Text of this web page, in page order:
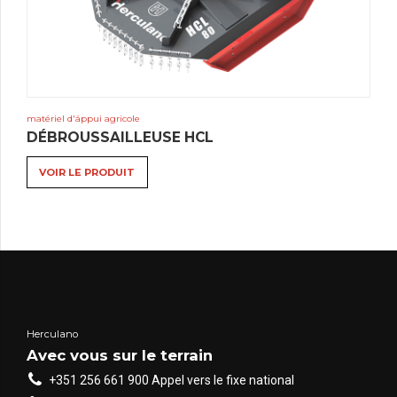
matériel d'áppui agricole
DÉBROUSSAILLEUSE HCL
VOIR LE PRODUIT
Herculano
Avec vous sur le terrain
+351 256 661 900 Appel vers le fixe national